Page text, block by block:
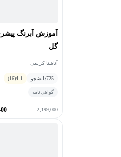
آموزش آبرنگ
گل
آناهیتا کریمی
725دانشجو 4.1
(16)
گواهی‌نامه
2,199,000